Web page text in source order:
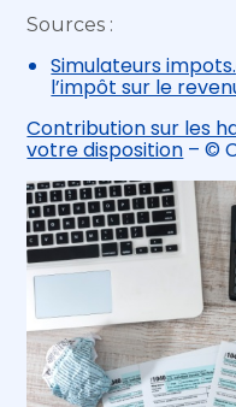
Sources :
Simulateurs
l’impôt sur le
Contribution sur les
votre disposition – ©